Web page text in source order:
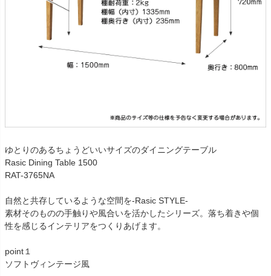
ゆとりのあるちょうどいいサイズのダイニングテーブル
Rasic Dining Table 1500
RAT-3765NA
自然と共存しているような空間を-Rasic STYLE-
素材そのものの手触りや風合いを活かしたシリーズ。落ち着きや個
性を感じるインテリアをつくりあげます。
point１
ソフトヴィンテージ風